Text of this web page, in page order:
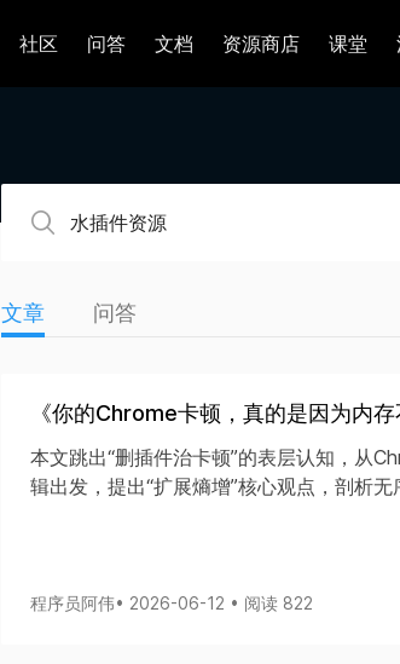
社区 问答 文档 资源商店 课堂
文章 问答
《你的Chrome卡顿，真的是因为内存
本文跳出“删插件治卡顿”的表层认知，从
辑出发，提出“扩展熵增”核心观点，剖析
程序员阿伟• 2026-06-12 • 阅读 822